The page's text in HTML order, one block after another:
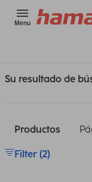
Menu
Su resultado de
Productos
Filter (2)